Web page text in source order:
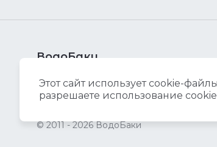
ВодоБаки
© 2011 - 2026 ВодоБаки
Этот сайт использует cookie-
разрешаете использование